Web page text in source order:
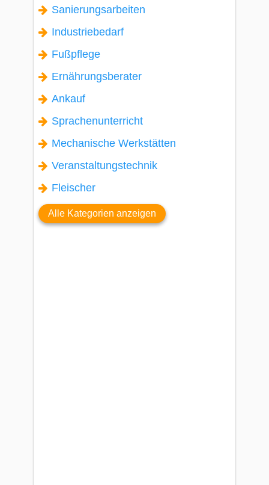
Sanierungsarbeiten
Industriebedarf
Fußpflege
Ernährungsberater
Ankauf
Sprachenunterricht
Mechanische Werkstätten
Veranstaltungstechnik
Fleischer
Alle Kategorien anzeigen